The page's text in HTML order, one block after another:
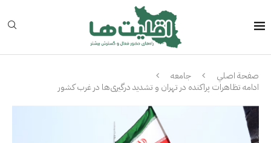
صفحة اصلي
جامعه
ادامه تظاهرات پراکنده در تهران و تشدید درگیری‌ها در غرب کشور